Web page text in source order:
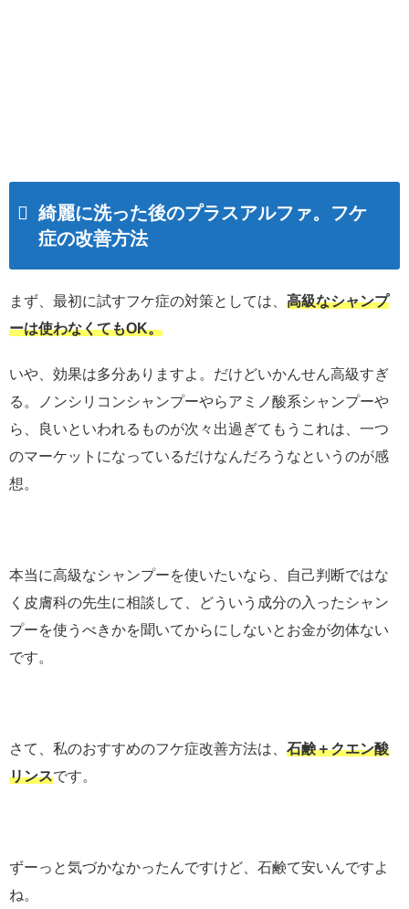
綺麗に洗った後のプラスアルファ。フケ
症の改善方法
まず、最初に試すフケ症の対策としては、 高級なシャンプ
ーは使わなくてもOK。
いや、効果は多分ありますよ。だけどいかんせん高級すぎ
る。ノンシリコンシャンプーやらアミノ酸系シャンプーや
ら、良いといわれるものが次々出過ぎてもうこれは、一つ
のマーケットになっているだけなんだろうなというのが感
想。
本当に高級なシャンプーを使いたいなら、自己判断ではな
く皮膚科の先生に相談して、どういう成分の入ったシャン
プーを使うべきかを聞いてからにしないとお金が勿体ない
です。
さて、私のおすすめのフケ症改善方法は、 石鹸＋クエン酸
リンスです。
ずーっと気づかなかったんですけど、石鹸て安いんですよ
ね。